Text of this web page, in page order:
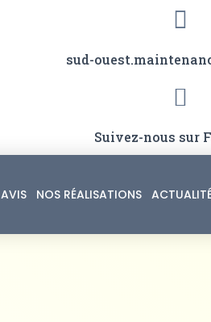
sud-
Suivez-nous sur
AVIS NOS RÉALISATIONS